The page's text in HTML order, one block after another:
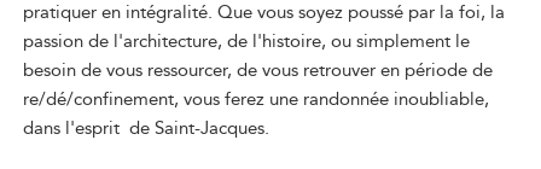
pratiquer en intégralité. Que vous soyez poussé par la foi, la
passion de l'architecture, de l'histoire, ou simplement le
besoin de vous ressourcer, de vous retrouver en période de
re/dé/confinement, vous ferez une randonnée inoubliable,
dans l'esprit de Saint-Jacques.